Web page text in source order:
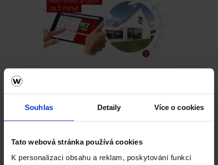
Souhlas Detaily Více o cookies
Tato webová stránka používá cookies
K personalizaci obsahu a reklam, poskytování funkcí
Vezměte stavbu do vlastních rukou. Online.
Cena domu v reálném čase
3D vizualizace
a mnohem více